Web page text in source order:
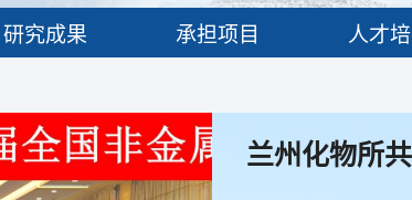
研究成果 承担项目 人才
兰州化物所